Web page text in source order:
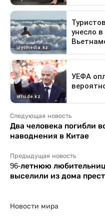
Следующая новость
Два человека погибли
наводнения в Китае
Предыдущая новость
96-летнюю
выселили из дома
Новости мира